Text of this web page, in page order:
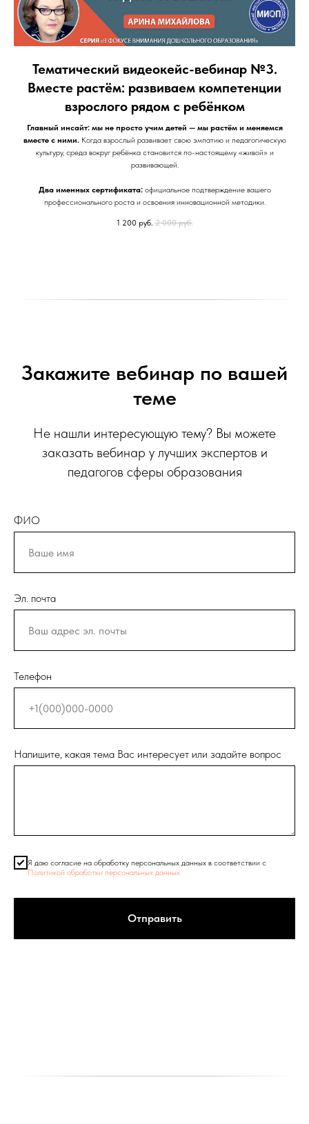
Тематический видеокейс-вебинар №3.
Вместе растём: развиваем компетенции
взрослого рядом с ребёнком
Главный инсайт: мы не просто учим детей — мы растём и меняемся
вместе с ними. Когда взрослый развивает свою эмпатию и педагогическую
культуру, среда вокруг ребёнка становится по-настоящему «живой» и
развивающей.
Два именных сертификата:официальное подтверждение вашего
профессионального роста и освоения инновационной методики.
1 200 руб. 2 000 руб.
Закажите вебинар по вашей
теме
Не нашли интересующую тему? Вы можете
заказать вебинар у лучших экспертов и
педагогов сферы образования
ФИО
Эл. почта
Телефон
Напишите, какая тема Вас интересует или задайте вопрос
Я даю согласие на обработку персональных данных в соответствии с
Политикой обработки персональных данных
Отправить